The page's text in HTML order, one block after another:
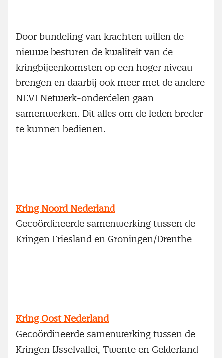
Door bundeling van krachten willen de
nieuwe besturen de kwaliteit van de
kringbijeenkomsten op een hoger niveau
brengen en daarbij ook meer met de andere
NEVI Netwerk-onderdelen gaan
samenwerken. Dit alles om de leden breder
te kunnen bedienen.
Kring Noord Nederland
Gecoördineerde samenwerking tussen de
Kringen Friesland en Groningen/Drenthe
Kring Oost Nederland
Gecoördineerde samenwerking tussen de
Kringen IJsselvallei, Twente en Gelderland